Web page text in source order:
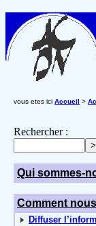
vous etes ici Accueil >
Rechercher :
Qui sommes-
Comment
Diffuser